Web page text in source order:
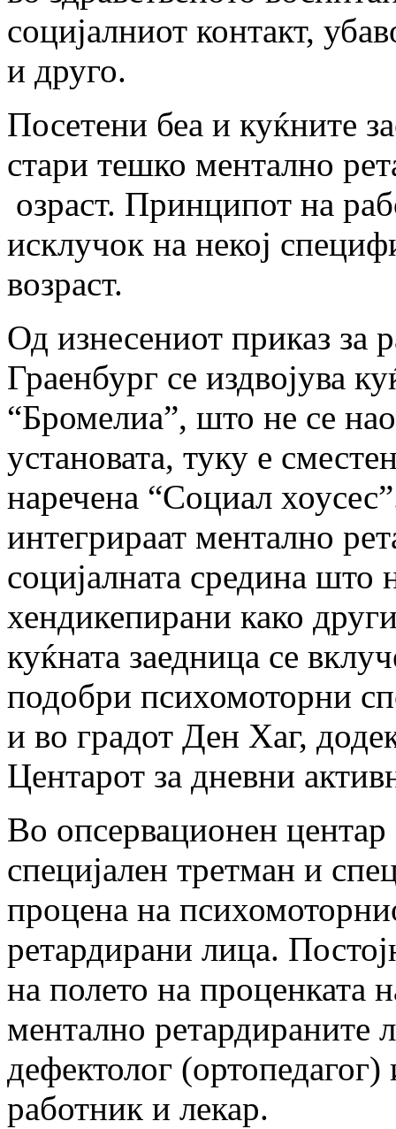
социјалниот контакт,
и друго.
Посетени беа и куќните
стари тешко ментално
озраст. Принципот на
исклучок на некој
возраст.
Од изнесениот приказ за
Граенбург се издвојува
“Бромелиа”, што не се
установата, туку е
наречена “Социал
интегрираат ментално
социјалната средина што
хендикепирани како
куќната заедница се
подобри психомоторни
и во градот Ден Хаг,
Центарот за дневни
Во опсервационен
специјален третман и
процена на
ретардирани лица.
на полето на проценката
ментално ретардираните
дефектолог (ортопедагог)
работник и лекар.